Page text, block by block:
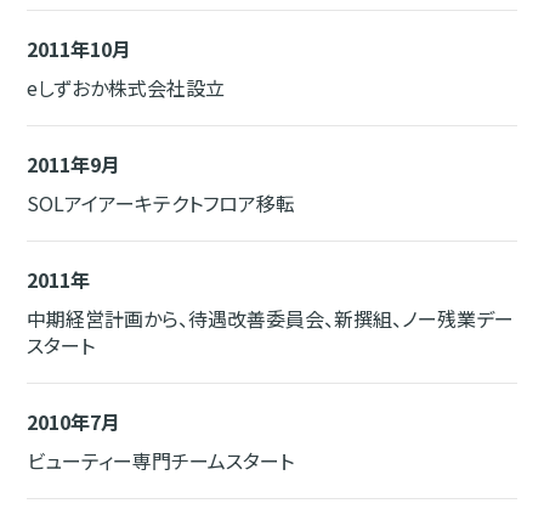
2011年10月
eしずおか株式会社設立
2011年9月
SOLアイアーキテクトフロア移転
2011年
中期経営計画から、待遇改善委員会、新撰組、ノー残業デー
スタート
2010年7月
ビューティー専門チームスタート